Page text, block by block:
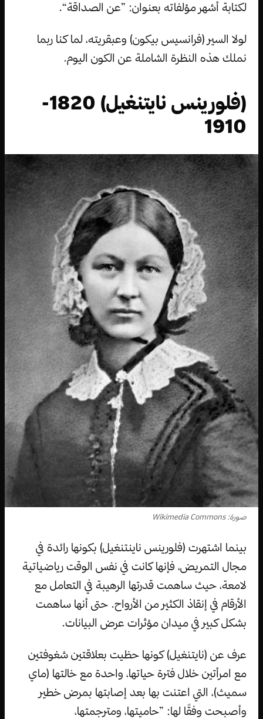
لكتابة أشهر مؤلفاته بعنوان: ”عن الصداقة“.
لولا السير (فرانسيس بيكون) وعبقريته، لما كنا ربما
نملك هذه النظرة الشاملة عن الكون اليوم.
(فلورينس نايتنغيل) 1820-
1910
صورة: Wikimedia Commons
بينما اشتهرت (فلورينس ناينتنغيل) بكونها رائدة في
مجال التمريض، فإنها كانت في نفس الوقت رياضياتية
لامعة، حيث ساهمت قدرتها الرهيبة في التعامل مع
الأرقام في إنقاذ الكثير من الأرواح. حتى أنها ساهمت
بشكل كبير في ميدان مؤثرات عرض البيانات.
عرف عن (نايتنغيل) كونها حظيت بعلاقتين شغوفتين
مع امرأتين خلال فترة حياتها، واحدة مع خالتها (ماي
سميث)، التي اعتنت بها بعد إصابتها بمرض خطير
وأصبحت وفقًا لها: ”حاميتها، ومترجمتها،